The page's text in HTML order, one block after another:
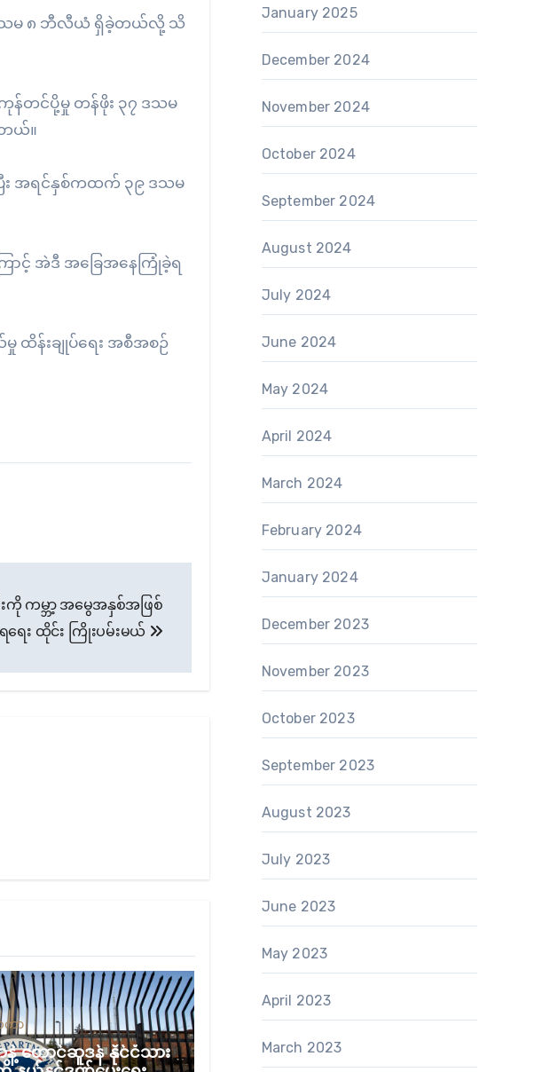
ဒသမ ၈ ဘီလီယံ ရှိခဲ့တယ်လို့ သိ
ကုန်တင်ပို့မှု တန်ဖိုး ၃၇ ဒသမ
တယ်။
း အရင်နှစ်ကထက် ၃၉ ဒသမ
ောင့် အဲဒီ အခြေအနေကြုံခဲ့ရ
ထိန်းချုပ်ရေး အစီအစဉ်
ကမ္ဘာ့ အမွေအနှစ်အဖြစ်
း ထိုင်း ကြိုးပမ်းမယ်
ကာ
ာနဲ့ တောင်ဆူဒန် နိုင်ငံသား
January 2025
December 2024
November 2024
October 2024
September 2024
August 2024
July 2024
June 2024
May 2024
April 2024
March 2024
February 2024
January 2024
December 2023
November 2023
October 2023
September 2023
August 2023
July 2023
June 2023
May 2023
April 2023
March 2023